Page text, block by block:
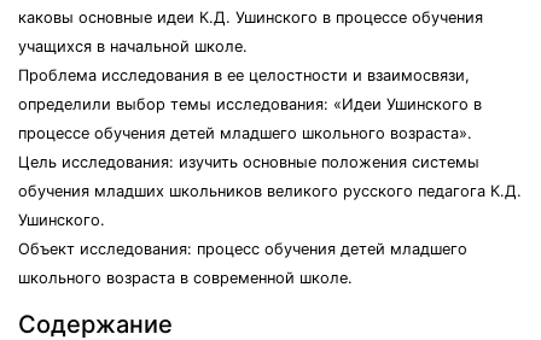
каковы основные идеи К.Д. Ушинского в процессе обучения
учащихся в начальной школе.
Проблема исследования в ее целостности и взаимосвязи,
определили выбор темы исследования: «Идеи Ушинского в
процессе обучения детей младшего школьного возраста».
Цель исследования: изучить основные положения системы
обучения младших школьников великого русского педагога К.Д.
Ушинского.
Объект исследования: процесс обучения детей младшего
школьного возраста в современной школе.
Содержание